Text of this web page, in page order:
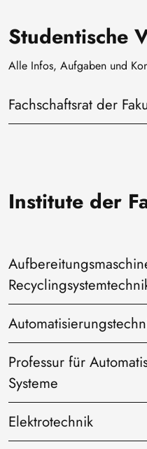
Studentische
Alle Infos, Aufgaben und
Fachschaftsrat der
Institute der
Professur für
Systeme
Elektrotechnik